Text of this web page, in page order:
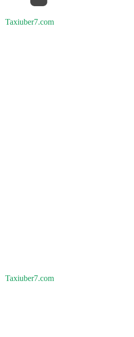
Taxiuber7.com
Taxiuber7.com